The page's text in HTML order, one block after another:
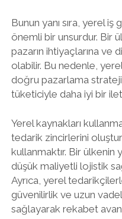
Bunun yanı sıra, yerel
önemli bir unsurdur. Bir
pazarın ihtiyaçlarına ve
olabilir. Bu nedenle,
doğru pazarlama
tüketiciyle daha iyi bir
Yerel kaynakları
tedarik zincirlerini
kullanmaktır. Bir ülkenin
düşük maliyetli lojistik
Ayrıca, yerel
güvenilirlik ve uzun
sağlayarak rekabet